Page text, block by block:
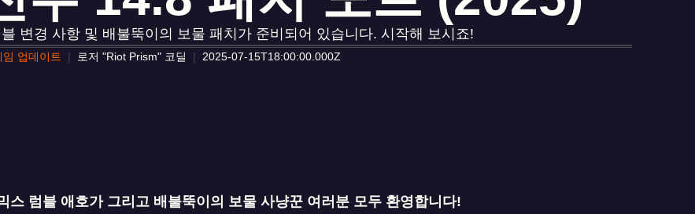
변경 사항 및 배불뚝이의 보물 패치가 준비되어 있습니다. 시작해 보시죠!
임 업데이트 로저 "Riot Prism" 코딜 2025-07-15T18:00:00.000Z
스 럼블 애호가 그리고 배불뚝이의 보물 사냥꾼 여러분 모두 환영합니다!